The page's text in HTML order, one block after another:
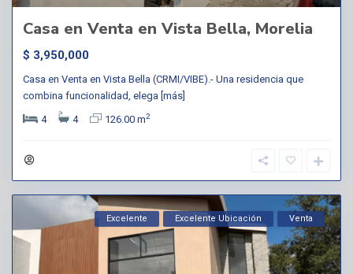
Casa en Venta en Vista Bella, Morelia
$ 3,950,000
Casa en Venta en Vista Bella (CRMI/VIBE).- Una residencia que
combina funcionalidad, elega [más]
4
4 126.00 m2
Excelente Excelente Ubicación Venta